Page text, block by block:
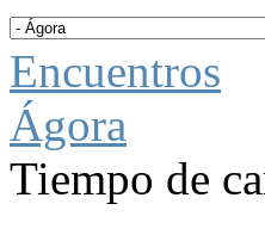
Encuentros
Ágora
Tiempo de